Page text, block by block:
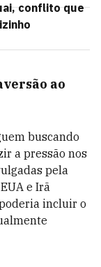
conflito que
ao
buscando
a pressão nos
pela
e Irã
incluir o